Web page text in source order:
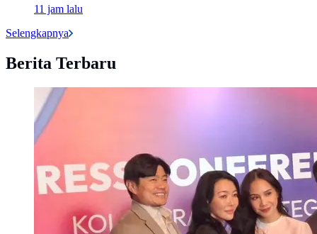
11 jam lalu
Selengkapnya
Berita Terbaru